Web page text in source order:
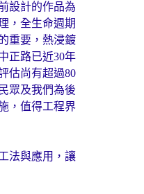
設計的作品為
，全生命週期
重要，熱浸鍍
正路已近30年
估尚有超過80
眾及我們為後
，值得工程界
法與應用，讓